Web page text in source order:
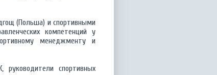
(Польша) и спортивными
компетенций у
менеджменту и
спортивных